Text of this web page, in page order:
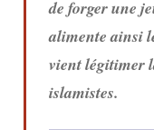
de forger une
alimente ainsi
vient légitimer
islamistes.